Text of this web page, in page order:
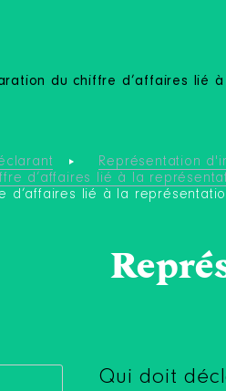
Représentation
d’affaires lié à la
d’affaires lié à la
Qui doit
du chiffre d’affaires lié à